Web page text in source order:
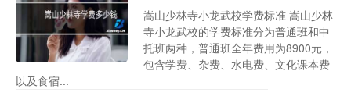
嵩山少林寺小龙武校学费标准 嵩山少林
寺小龙武校的学费标准分为普通班和中
托班两种，普通班全年费用为8900元，
包含学费、杂费、水电费、文化课本费
以及食宿...